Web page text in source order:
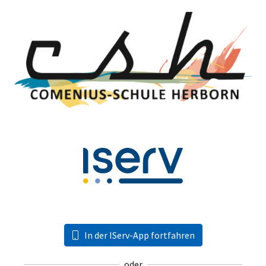
In der IServ-App fortfahren